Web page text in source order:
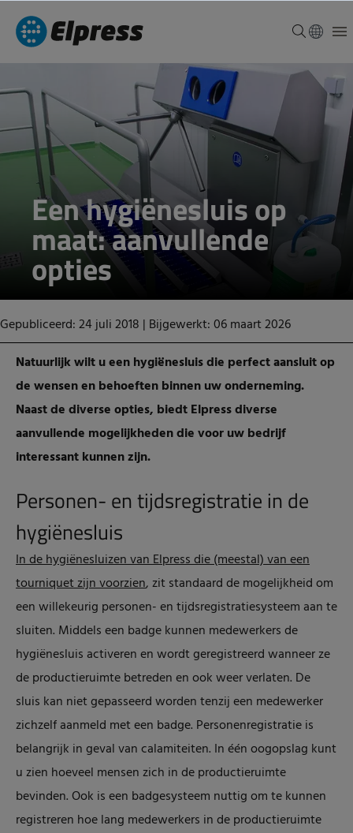
Een hygiënesluis op
maat: aanvullende
opties
Gepubliceerd: 24 juli 2018 | Bijgewerkt: 06 maart 2026
Natuurlijk wilt u een hygiënesluis die perfect aansluit op
de wensen en behoeften binnen uw onderneming.
Naast de diverse opties, biedt Elpress diverse
aanvullende mogelijkheden die voor uw bedrijf
interessant kunnen zijn.
Personen- en tijdsregistratie in de
hygiënesluis
In de hygiënesluizen van Elpress die (meestal) van een
tourniquet zijn voorzien, zit standaard de mogelijkheid om
een willekeurig personen- en tijdsregistratiesysteem aan te
sluiten. Middels een badge kunnen medewerkers de
hygiënesluis activeren en wordt geregistreerd wanneer ze
de productieruimte betreden en ook weer verlaten. De
sluis kan niet gepasseerd worden tenzij een medewerker
zichzelf aanmeld met een badge. Personenregistratie is
belangrijk in geval van calamiteiten. In één oogopslag kunt
u zien hoeveel mensen zich in de productieruimte
bevinden. Ook is een badgesysteem nuttig om te kunnen
registreren hoe lang medewerkers in de productieruimte